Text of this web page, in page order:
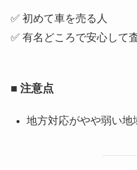
✅ 初めて車を売る人
✅ 有名どころで安心して
■ 注意点
地方対応がやや弱い地